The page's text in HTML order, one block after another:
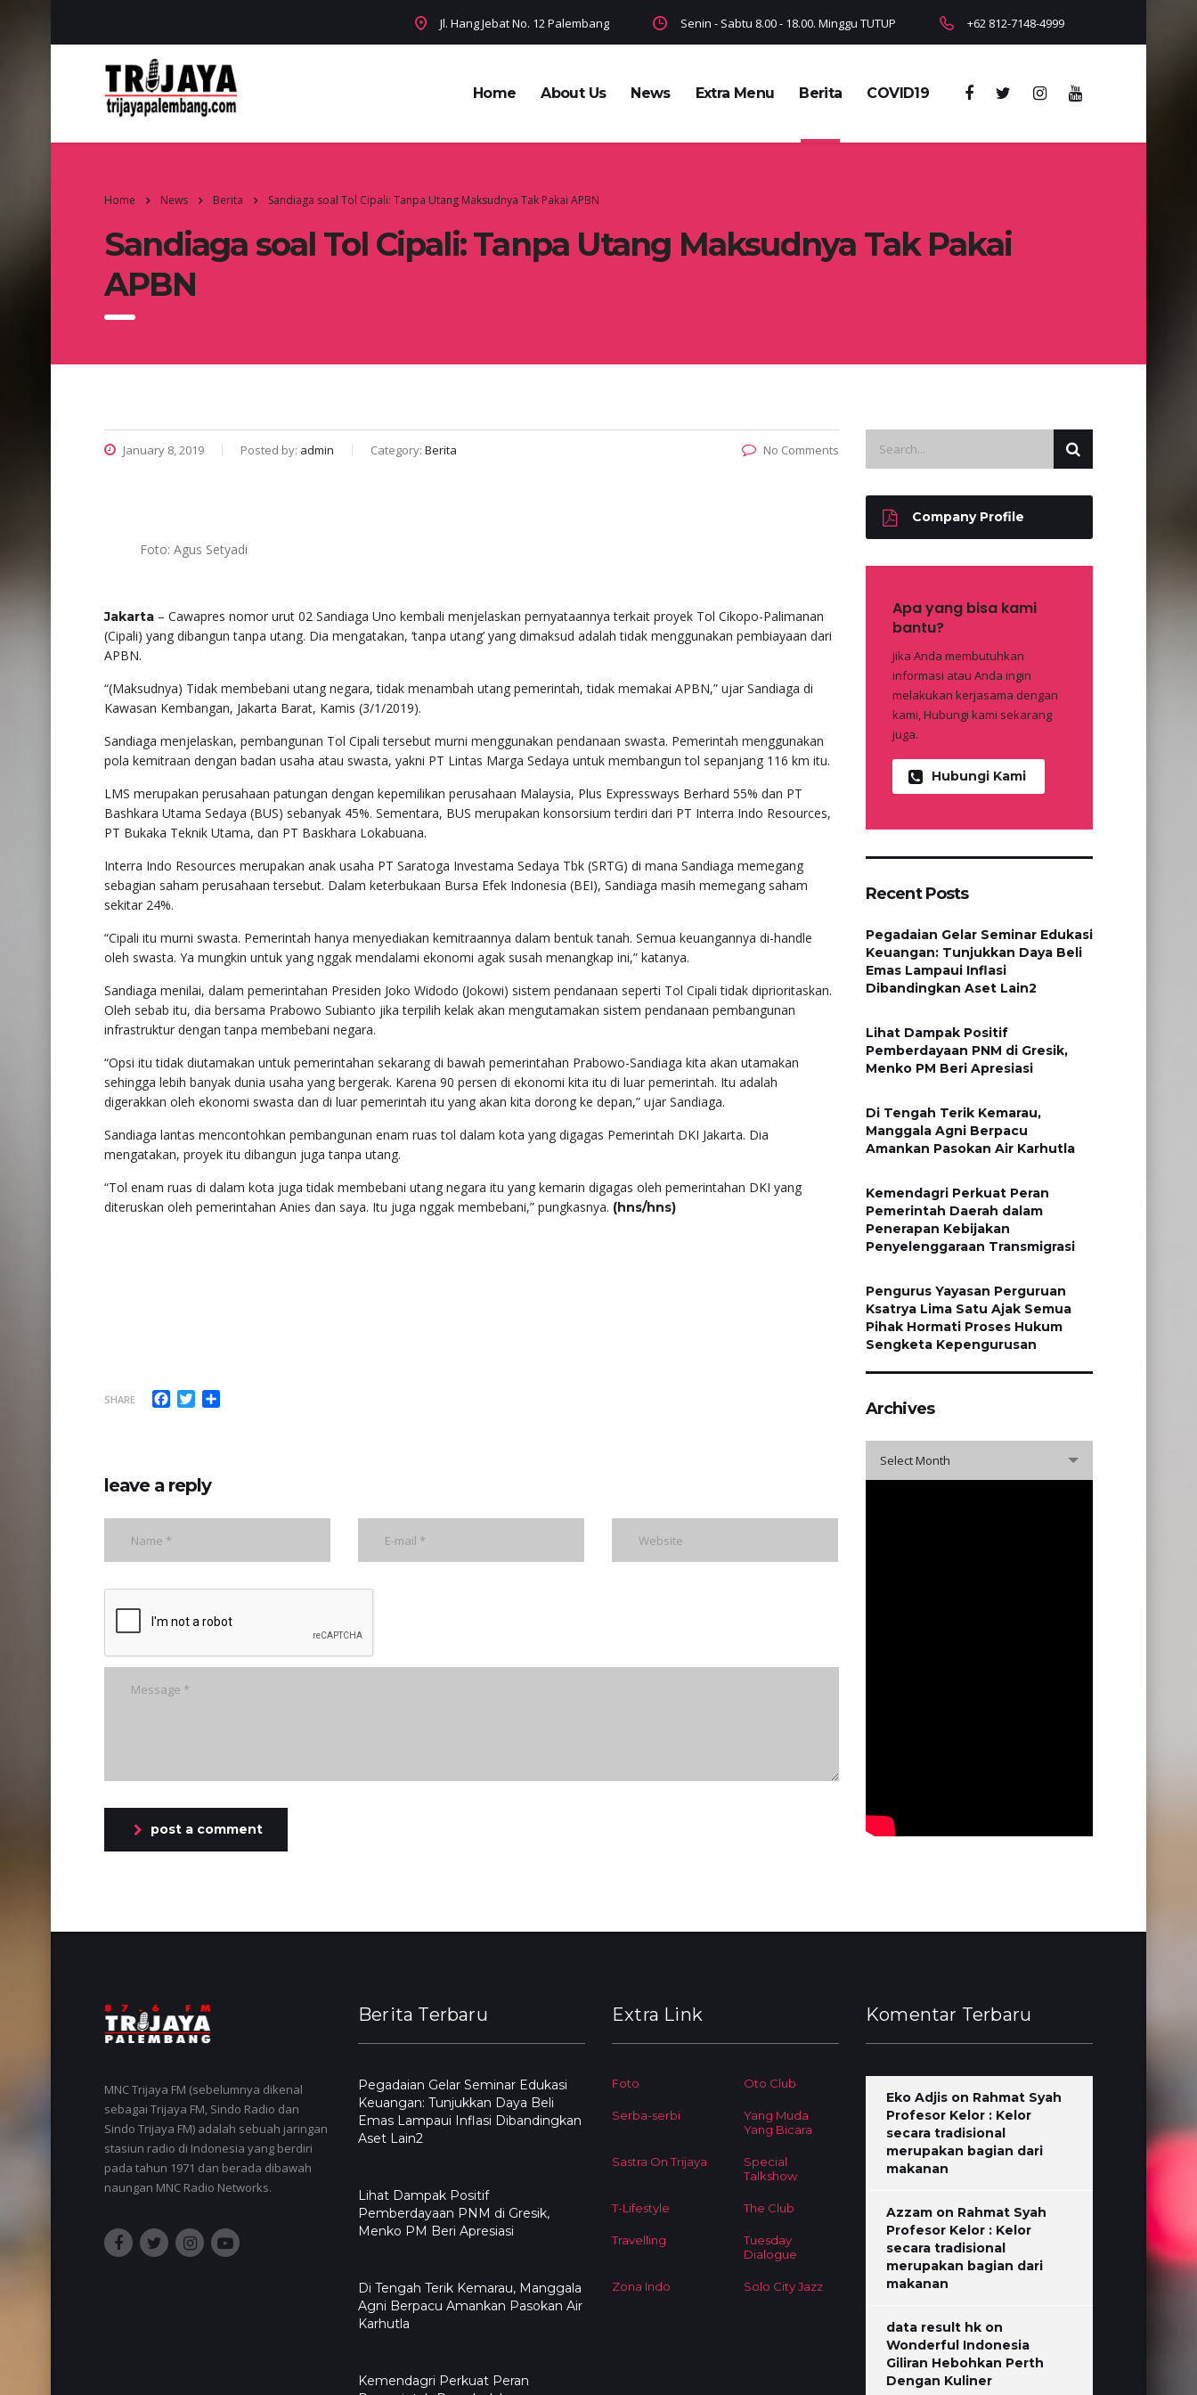
Jl. Hang Jebat No. 12 Palembang Senin - Sabtu 8.00 - 18.00. Minggu TUTUP +62 812-7148-4999
Home About Us News Extra Menu Berita COVID19
Home News Berita Sandiaga soal Tol Cipali: Tanpa Utang Maksudnya Tak Pakai APBN
Sandiaga soal Tol Cipali: Tanpa Utang Maksudnya Tak Pakai
APBN
January 8, 2019 Posted by: admin Category: Berita No Comments
Foto: Agus Setyadi
Jakarta – Cawapres nomor urut 02 Sandiaga Uno kembali menjelaskan pernyataannya terkait proyek Tol Cikopo-Palimanan
(Cipali) yang dibangun tanpa utang. Dia mengatakan, ‘tanpa utang’ yang dimaksud adalah tidak menggunakan pembiayaan dari
APBN.
“(Maksudnya) Tidak membebani utang negara, tidak menambah utang pemerintah, tidak memakai APBN,” ujar Sandiaga di
Kawasan Kembangan, Jakarta Barat, Kamis (3/1/2019).
Sandiaga menjelaskan, pembangunan Tol Cipali tersebut murni menggunakan pendanaan swasta. Pemerintah menggunakan
pola kemitraan dengan badan usaha atau swasta, yakni PT Lintas Marga Sedaya untuk membangun tol sepanjang 116 km itu.
LMS merupakan perusahaan patungan dengan kepemilikan perusahaan Malaysia, Plus Expressways Berhard 55% dan PT
Bashkara Utama Sedaya (BUS) sebanyak 45%. Sementara, BUS merupakan konsorsium terdiri dari PT Interra Indo Resources,
PT Bukaka Teknik Utama, dan PT Baskhara Lokabuana.
Interra Indo Resources merupakan anak usaha PT Saratoga Investama Sedaya Tbk (SRTG) di mana Sandiaga memegang
sebagian saham perusahaan tersebut. Dalam keterbukaan Bursa Efek Indonesia (BEI), Sandiaga masih memegang saham
sekitar 24%.
“Cipali itu murni swasta. Pemerintah hanya menyediakan kemitraannya dalam bentuk tanah. Semua keuangannya di-handle
oleh swasta. Ya mungkin untuk yang nggak mendalami ekonomi agak susah menangkap ini,” katanya.
Sandiaga menilai, dalam pemerintahan Presiden Joko Widodo (Jokowi) sistem pendanaan seperti Tol Cipali tidak diprioritaskan.
Oleh sebab itu, dia bersama Prabowo Subianto jika terpilih kelak akan mengutamakan sistem pendanaan pembangunan
infrastruktur dengan tanpa membebani negara.
“Opsi itu tidak diutamakan untuk pemerintahan sekarang di bawah pemerintahan Prabowo-Sandiaga kita akan utamakan
sehingga lebih banyak dunia usaha yang bergerak. Karena 90 persen di ekonomi kita itu di luar pemerintah. Itu adalah
digerakkan oleh ekonomi swasta dan di luar pemerintah itu yang akan kita dorong ke depan,” ujar Sandiaga.
Sandiaga lantas mencontohkan pembangunan enam ruas tol dalam kota yang digagas Pemerintah DKI Jakarta. Dia
mengatakan, proyek itu dibangun juga tanpa utang.
“Tol enam ruas di dalam kota juga tidak membebani utang negara itu yang kemarin digagas oleh pemerintahan DKI yang
diteruskan oleh pemerintahan Anies dan saya. Itu juga nggak membebani,” pungkasnya. (hns/hns)
SHARE Facebook
Twitter
leave a reply
post a comment
Company Profile
Apa yang bisa kami
bantu?
Jika Anda membutuhkan
informasi atau Anda ingin
melakukan kerjasama dengan
kami, Hubungi kami sekarang
juga.
Hubungi Kami
Recent Posts
Pegadaian Gelar Seminar Edukasi
Keuangan: Tunjukkan Daya Beli
Emas Lampaui Inflasi
Dibandingkan Aset Lain2
Lihat Dampak Positif
Pemberdayaan PNM di Gresik,
Menko PM Beri Apresiasi
​Di Tengah Terik Kemarau,
Manggala Agni Berpacu
Amankan Pasokan Air Karhutla
Kemendagri Perkuat Peran
Pemerintah Daerah dalam
Penerapan Kebijakan
Penyelenggaraan Transmigrasi
Pengurus Yayasan Perguruan
Ksatrya Lima Satu Ajak Semua
Pihak Hormati Proses Hukum
Sengketa Kepengurusan
Archives
Select Month
MNC Trijaya FM (sebelumnya dikenal
sebagai Trijaya FM, Sindo Radio dan
Sindo Trijaya FM) adalah sebuah jaringan
stasiun radio di Indonesia yang berdiri
pada tahun 1971 dan berada dibawah
naungan MNC Radio Networks.
Berita Terbaru
Pegadaian Gelar Seminar Edukasi
Keuangan: Tunjukkan Daya Beli
Emas Lampaui Inflasi Dibandingkan
Aset Lain2
Lihat Dampak Positif
Pemberdayaan PNM di Gresik,
Menko PM Beri Apresiasi
​Di Tengah Terik Kemarau, Manggala
Agni Berpacu Amankan Pasokan Air
Karhutla
Kemendagri Perkuat Peran
Extra Link
Foto Oto Club
Serba-serbi
Yang Muda
Yang Bicara
Sastra On Trijaya
Special
Talkshow
T-Lifestyle The Club
Travelling
Tuesday
Dialogue
Zona Indo Solo City Jazz
Komentar Terbaru
Eko Adjis on Rahmat Syah
Profesor Kelor : Kelor
secara tradisional
merupakan bagian dari
makanan
Azzam on Rahmat Syah
Profesor Kelor : Kelor
secara tradisional
merupakan bagian dari
makanan
data result hk on
Wonderful Indonesia
Giliran Hebohkan Perth
Dengan Kuliner